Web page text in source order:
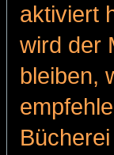
aktiviert
wird der
bleiben,